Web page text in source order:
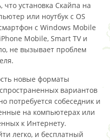
что установка Скайпа на
или ноутбук с OS
с Windows Mobile
Mobile, Smart TV и
не вызывает проблем
новые форматы
вариантов
потребуется собеседник и
на компьютерах или
к Интернету.
легко, и бесплатный